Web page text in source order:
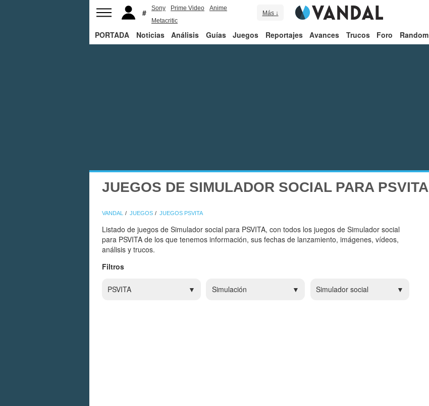
Sony Prime Video
Anime
Metacritic
Más ↓
PORTADA Noticias Análisis Guías Juegos Reportajes Avances Trucos Foro Random
JUEGOS DE SIMULADOR SOCIAL PARA PSVITA
VANDAL JUEGOS JUEGOS PSVITA
Listado de juegos de Simulador social para PSVITA, con todos los juegos de Simulador social
para PSVITA de los que tenemos información, sus fechas de lanzamiento, imágenes, vídeos,
análisis y trucos.
Filtros
PSVITA Simulación Simulador social